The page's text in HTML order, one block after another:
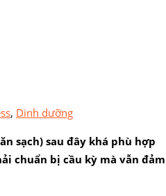
, Dinh dưỡng
sạch) sau đây khá phù hợp
chuẩn bị cầu kỳ mà vẫn đảm